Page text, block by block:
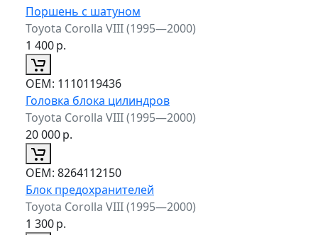
Поршень с шатуном
Toyota Corolla VIII (1995—2000)
1 400р.
ОЕМ: 1110119436
Головка блока цилиндров
Toyota Corolla VIII (1995—2000)
20 000р.
ОЕМ: 8264112150
Блок предохранителей
Toyota Corolla VIII (1995—2000)
1 300р.